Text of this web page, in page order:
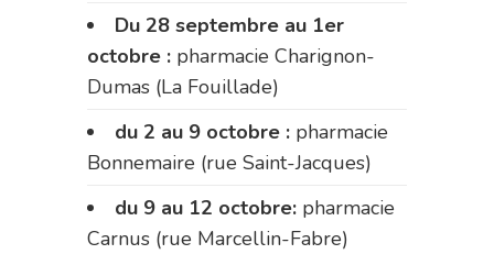
Du 28 septembre au 1er
octobre : pharmacie Charignon-
Dumas (La Fouillade)
du 2 au 9 octobre : pharmacie
Bonnemaire (rue Saint-Jacques)
du 9 au 12 octobre: pharmacie
Carnus (rue Marcellin-Fabre)